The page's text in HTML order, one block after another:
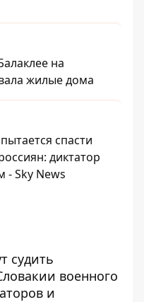
на
жилые дома
спасти
диктатор
- Sky News
судить
военного
и